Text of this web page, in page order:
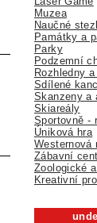
Muzea
Naučné
Památky a
Parky
Podzemní
Rozhledny
Sdílené
Skanzeny a
Skiareály
Sportovně -
Úniková hra
Westernová
Zábavní
Zoologické
Kreativní